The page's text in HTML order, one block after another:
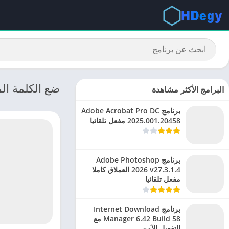
ضع الكلمة البرامج الأكثر مشاهدة
برنامج Adobe Acrobat Pro DC
2025.001.20458 مفعل تلقائيا
برنامج Adobe Photoshop
2026 v27.3.1.4 العملاق كاملا
مفعل تلقائيا
برنامج Internet Download
Manager 6.42 Build 58 مع